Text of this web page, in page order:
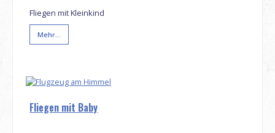
Fliegen mit Kleinkind
Mehr...
Fliegen mit Baby